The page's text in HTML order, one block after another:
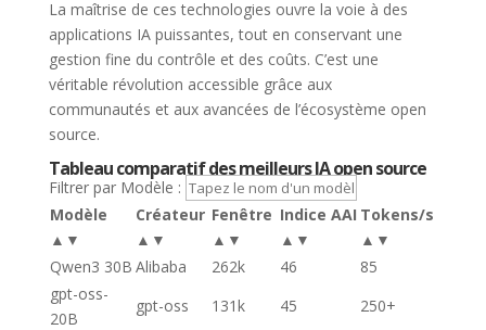
La maîtrise de ces technologies ouvre la voie à des
applications IA puissantes, tout en conservant une
gestion fine du contrôle et des coûts. C’est une
véritable révolution accessible grâce aux
communautés et aux avancées de l’écosystème open
source.
Tableau comparatif des meilleurs IA open source
Filtrer par Modèle :
Modèle
▲▼
Créateur
▲▼
Fenêtre
▲▼
Indice AAI
▲▼
Tokens/s
▲▼
Qwen3 30B Alibaba 262k 46
85
gpt-oss-
20B
gpt-oss 131k 45
250+